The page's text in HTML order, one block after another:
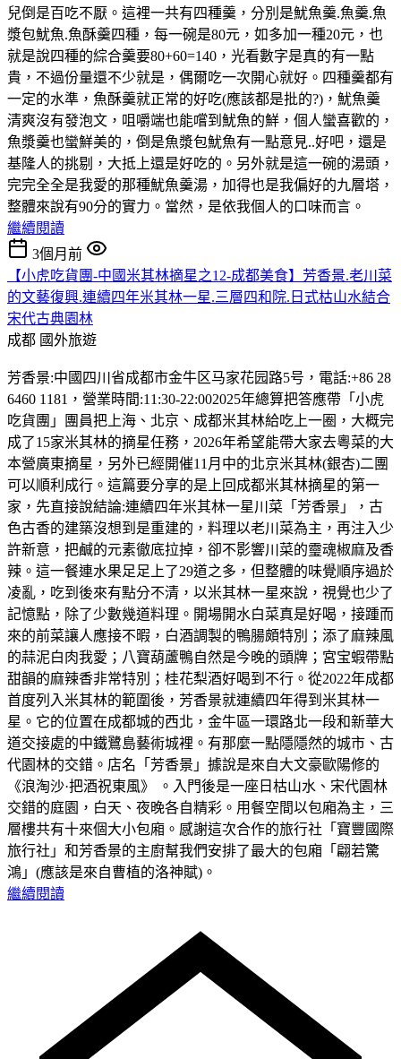
兒倒是百吃不厭。這裡一共有四種羹，分別是魷魚羹.魚羹.魚
漿包魷魚.魚酥羹四種，每一碗是80元，如多加一種20元，也
就是說四種的綜合羹要80+60=140，光看數字是真的有一點
貴，不過份量還不少就是，偶爾吃一次開心就好。四種羹都有
一定的水準，魚酥羹就正常的好吃(應該都是批的?)，魷魚羹
清爽沒有發泡文，咀嚼端也能嚐到魷魚的鮮，個人蠻喜歡的，
魚漿羹也蠻鮮美的，倒是魚漿包魷魚有一點意見..好吧，還是
基隆人的挑剔，大抵上還是好吃的。另外就是這一碗的湯頭，
完完全全是我愛的那種魷魚羹湯，加得也是我偏好的九層塔，
整體來說有90分的實力。當然，是依我個人的口味而言。
繼續閱讀
3個月前
【小虎吃貨團-中國米其林摘星之12-成都美食】芳香景.老川菜
的文藝復興.連續四年米其林一星.三層四和院.日式枯山水結合
宋代古典園林
成都 國外旅遊
芳香景:中國四川省成都市金牛区马家花园路5号，電話:+86 28
6460 1181，營業時間:11:30-22:002025年總算把答應帶「小虎
吃貨團」團員把上海、北京、成都米其林給吃上一圈，大概完
成了15家米其林的摘星任務，2026年希望能帶大家去粵菜的大
本營廣東摘星，另外已經開催11月中的北京米其林(銀杏)二團
可以順利成行。這篇要分享的是上回成都米其林摘星的第一
家，先直接說結論:連續四年米其林一星川菜「芳香景」，古
色古香的建築沒想到是重建的，料理以老川菜為主，再注入少
許新意，把鹹的元素徹底拉掉，卻不影響川菜的𩆜魂椒麻及香
辣。這一餐連水果足足上了29道之多，但整體的味覺順序過於
凌亂，吃到後來有點分不清，以米其林一星來說，視覺也少了
記憶點，除了少數幾道料理。開場開水白菜真是好喝，接踵而
來的前菜讓人應接不暇，白酒調製的鴨腸頗特別；添了麻辣風
的蒜泥白肉我愛；八寶葫蘆鴨自然是今晚的頭牌；宮宝蝦帶點
甜韻的麻辣香非常特別；桂花梨酒好喝到不行。從2022年成都
首度列入米其林的範圍後，芳香景就連續四年得到米其林一
星。它的位置在成都城的西北，金牛區一環路北一段和新華大
道交接處的中鐵鷺島藝術城裡。有那麼一點隱隱然的城市、古
代園林的交錯。店名「芳香景」據說是來自大文豪歐陽修的
《浪淘沙·把酒祝東風》 。入門後是一座日枯山水、宋代園林
交錯的庭園，白天、夜晚各自精彩。用餐空間以包廂為主，三
層樓共有十來個大小包廂。感謝這次合作的旅行社「寶豐國際
旅行社」和芳香景的主廚幫我們安排了最大的包廂「翩若驚
鴻」(應該是來自曹植的洛神賦)。
繼續閱讀